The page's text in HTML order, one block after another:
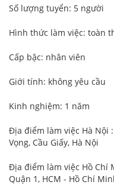
Số lượng tuyển: 5 người
Hình thức làm việc: toàn
Cấp bậc: nhân viên
Giới tính: không yêu cầu
Kinh nghiệm: 1 năm
Địa điểm làm việc Hà Nội
Vọng, Cầu Giấy, Hà Nội
Địa điểm làm việc Hồ Chí
Quận 1, HCM - Hồ Chí